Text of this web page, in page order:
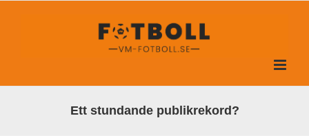
Ett stundande publikrekord?